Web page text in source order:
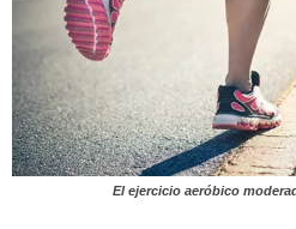
El ejercicio aeróbico